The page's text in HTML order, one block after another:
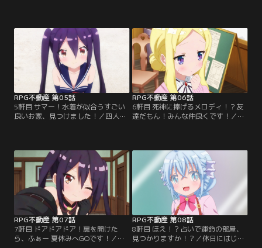
チしないことに頭を悩ませていた。
一方その頃、RPG不動産にはアパー
トに幽霊が出たと入居者からの電話
が来ていて……。急いで物件へと向
かった琴音たちが目にしたもの
は……！
ていた琴音の前に姿を現したのは、
なんとペガサスだった！ずっと一緒
に暮らしてきたペットと、王都にや
ってきても離れたくない！そんなト
トの希望を叶える物件を、琴音は紹
介することができるのか！？
RPG不動産 第05話
5軒目 サマー！水着が似合うすごい
良いお家、見つけました！／四人で
がなかなか見つからない。せめて気
分だけでもと海水浴を楽しんでいる
と、ファーが誰かの叫びを耳にす
る。声の聞こえた方へ向かうと、そ
こではカニが岩に挟まれていた！カ
ニを救助した琴音たちは…。
RPG不動産 第06話
6軒目 死神に捧げるメロディ！？友
達だもん！みんな仲良くです！／急
してきた人たちがお城に入りきら
ず、物件を融通してほしいらしい。
ドラゴンの正体はファーなのでは？
疑念が晴らせずにいると、避難所の
なかで魔法使いと亜人が喧嘩を始め
てしまう…。
RPG不動産 第07話
7軒目 ドアドアドア！扉を開けた
ら、ふぁー 夏休みへGOです！／お
RPG不動産 第08話
8軒目 ほえ！？占いで運命の部屋、
見つかりますか！？／休日にはじめ